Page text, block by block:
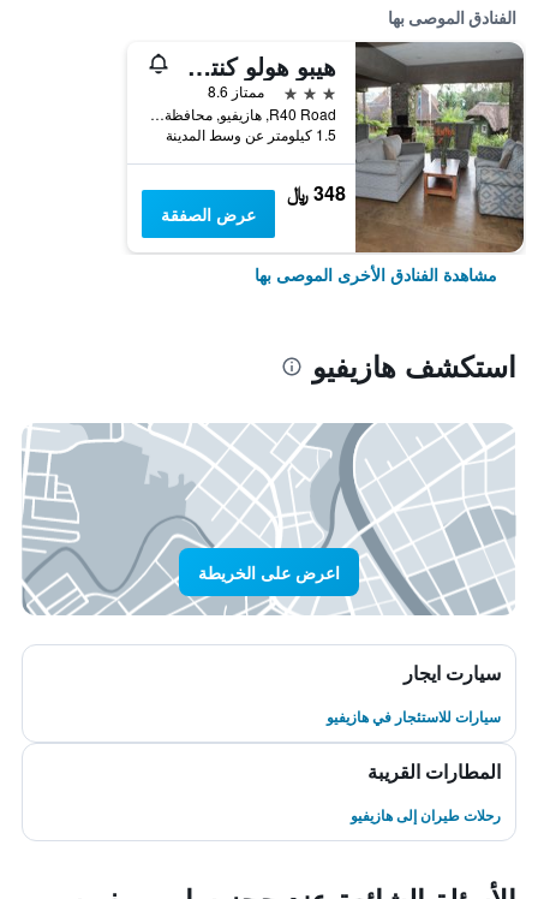
الفنادق الموصى بها
هيبو هولو كنتري إيستيت
3 نجوم
ممتاز 8.6
R40 Road, هازيفيو, محافظة مبومالانجا, جنوب أفريقيا
1.5 كيلومتر عن وسط المدينة
348 ﷼
عرض الصفقة
مشاهدة الفنادق الأخرى الموصى بها
استكشف هازيفيو
اعرض على الخريطة
سيارت ايجار
سيارات للاستئجار في هازيفيو
المطارات القريبة
رحلات طيران إلى هازيفيو